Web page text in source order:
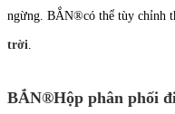
ngừng. BẮN®có thể tùy chỉnh
trời.
BẮN®Hộp phân phối